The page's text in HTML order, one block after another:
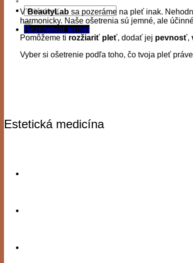
Rezervovať termín
VBeautyLab sa pozeráme na pleť inak.
harmonicky. Naše ošetrenia sú jemné, ale
Pomôžeme ti rozžiariť pleť, dodať jej pevnosť,
Vyber si ošetrenie podľa toho, čo tvoja pleť
Estetická medicína